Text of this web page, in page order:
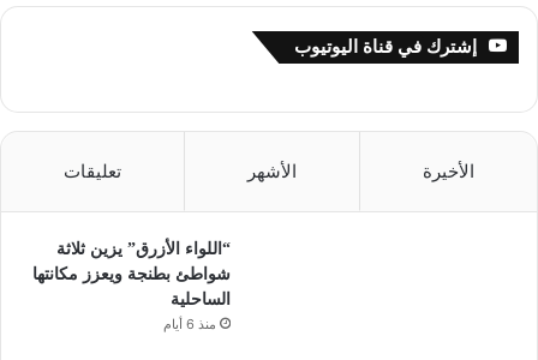
إشترك في قناة اليوتيوب
الأخيرة الأشهر تعليقات
“اللواء الأزرق” يزين ثلاثة
شواطئ بطنجة ويعزز مكانتها
الساحلية
منذ 6 أيام